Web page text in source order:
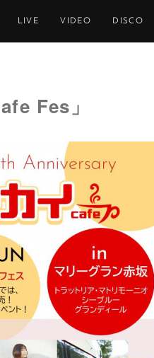
LIVE VIDEO DISCO
Fes」